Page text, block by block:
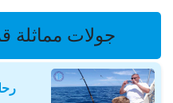
جولات مماثلة